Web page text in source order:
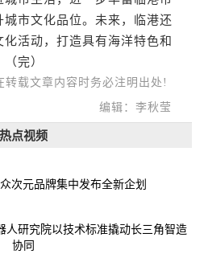
城市文化品位。未来，临港还
活动，打造具有海洋特色和
完）
转载文章内容时务必注明出处!
编辑：李秋莹
热点视频
次元品牌集中发布全新企划
人研究院以技术标准撬动长三角智造
协同